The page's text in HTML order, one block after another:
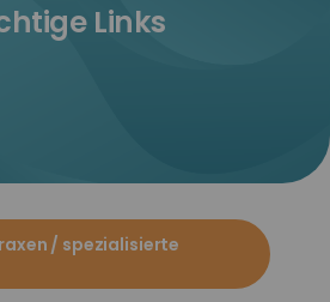
Links
/ spezialisierte